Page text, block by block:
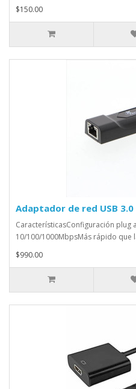
$150.00
Adaptador de red USB 3.0
CaracterísticasConfiguración plug
10/100/1000MbpsMás rápido que
$990.00